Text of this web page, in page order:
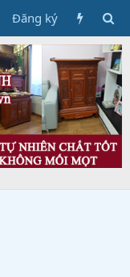
Đăng ký